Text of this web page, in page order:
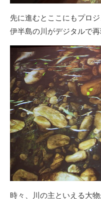
先に進むとここにもプロ
伊半島の川がデジタルで再
時々、川の主といえる大